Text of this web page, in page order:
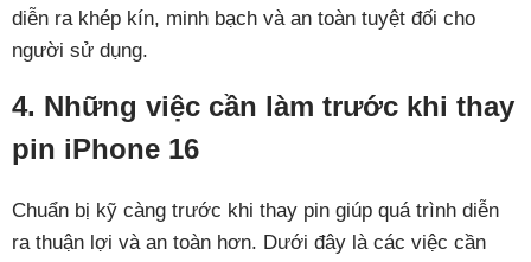
diễn ra khép kín, minh bạch và an toàn tuyệt đối cho
người sử dụng.
4. Những việc cần làm trước khi thay
pin iPhone 16
Chuẩn bị kỹ càng trước khi thay pin giúp quá trình diễn
ra thuận lợi và an toàn hơn. Dưới đây là các việc cần